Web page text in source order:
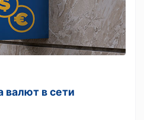
валют в сети